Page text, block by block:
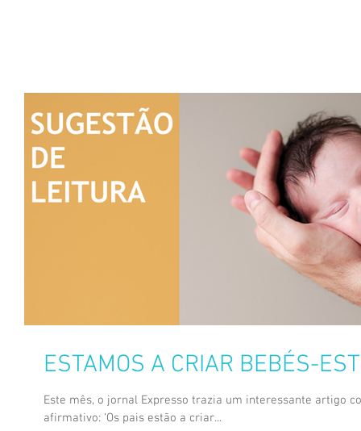
ESTAMOS A CRIAR BEBÉS-
Este mês, o jornal Expresso trazia um interessante artigo
afirmativo: ‘Os pais estão a criar...